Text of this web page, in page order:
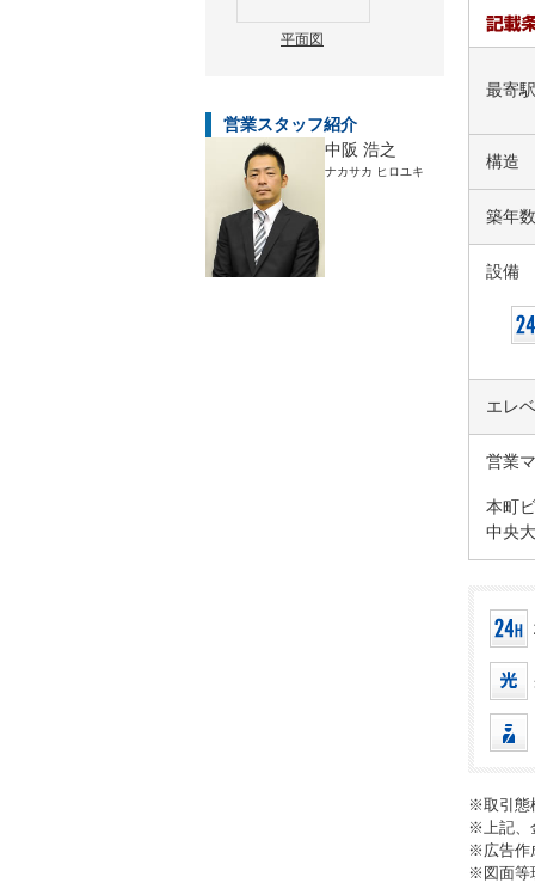
平面図
営業スタッフ紹介
中阪 浩之
ナカサカ ヒロユキ
最寄駅
構造
築年数
設備
エレ
営業
本町
中央
※取引態
※上記、
※広告作
※図面等